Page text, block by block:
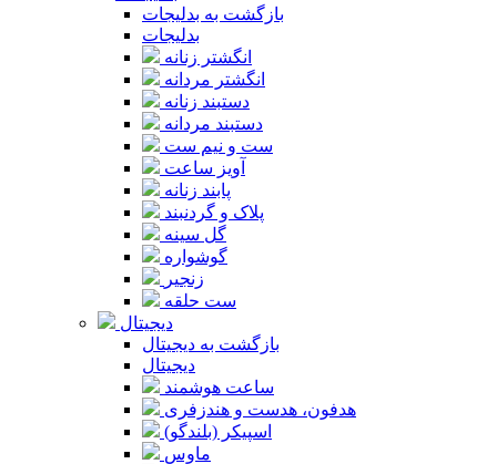
بازگشت به بدلیجات
بدلیجات
انگشتر زنانه
انگشتر مردانه
دستبند زنانه
دستبند مردانه
ست و نیم ست
آویز ساعت
پابند زنانه
پلاک و گردنبند
گل سینه
گوشواره
زنجیر
ست حلقه
دیجیتال
بازگشت به دیجیتال
دیجیتال
ساعت هوشمند
هدفون، هدست و هندزفری
اسپیکر (بلندگو)
ماوس